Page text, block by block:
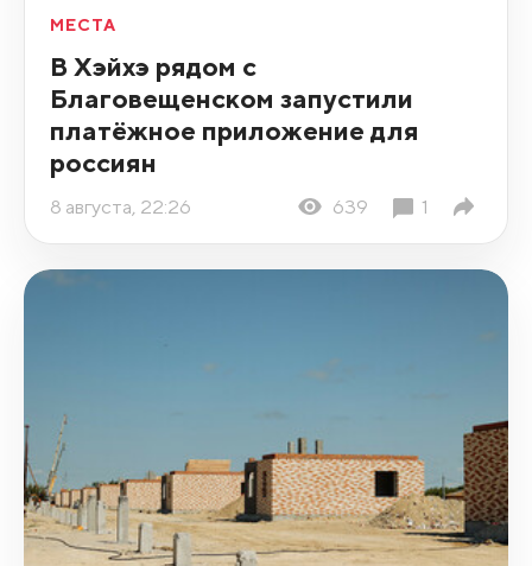
МЕСТА
В Хэйхэ рядом с
Благовещенском запустили
платёжное приложение для
россиян
8 августа, 22:26 639 1